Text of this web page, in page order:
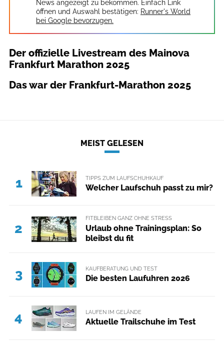
News angezeigt zu bekommen. Einfach Link
öffnen und Auswahl bestätigen: Runner's World
bei Google bevorzugen.
Der offizielle Livestream des Mainova
Frankfurt Marathon 2025
Das war der Frankfurt-Marathon 2025
MEIST GELESEN
1 TIPPS ZUM LAUFSCHUHKAUF
Welcher Laufschuh passt zu mir?
2
FITBLEIBEN GANZ OHNE STRESS
Urlaub ohne Trainingsplan: So
bleibst du fit
3 KAUFBERATUNG UND TEST
Die besten Laufuhren 2026
4 LAUFEN IM GELÄNDE
Aktuelle Trailschuhe im Test